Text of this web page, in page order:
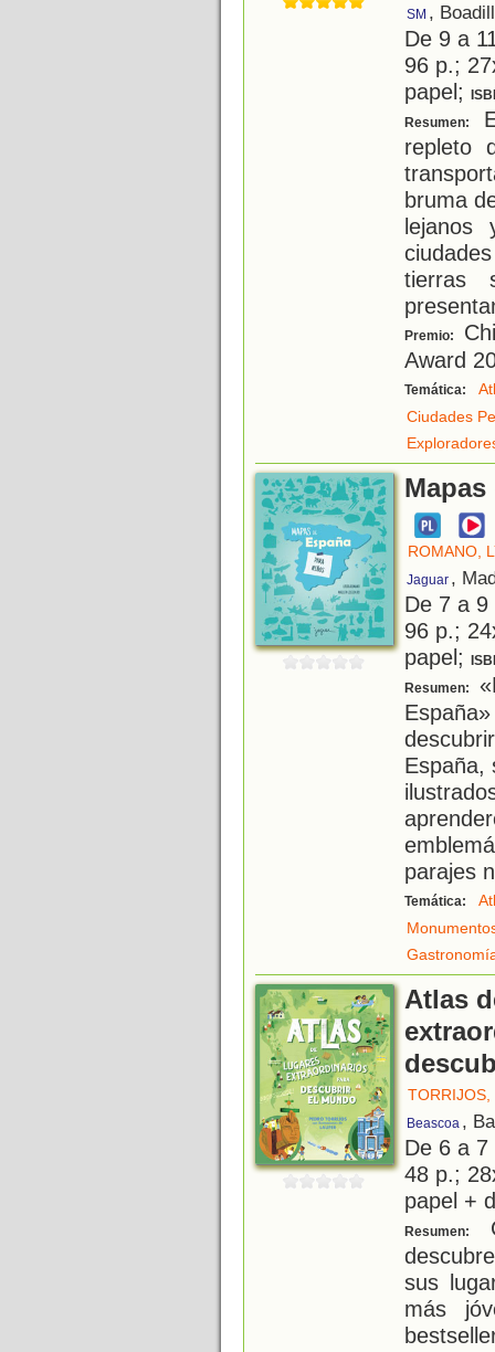
SM ,
De 9 a
96 p.;
papel;
Resumen:
repleto
bruma
lejanos
tierras
Premio:
Award
Temática:
Ciudades
ROMANO,
Jaguar ,
De 7 a
96 p.;
papel;
Resumen:
España,
parajes
Temática:
Atlas
TORRIJOS,
Beascoa ,
De 6 a
48 p.;
papel +
Resumen:
sus
más